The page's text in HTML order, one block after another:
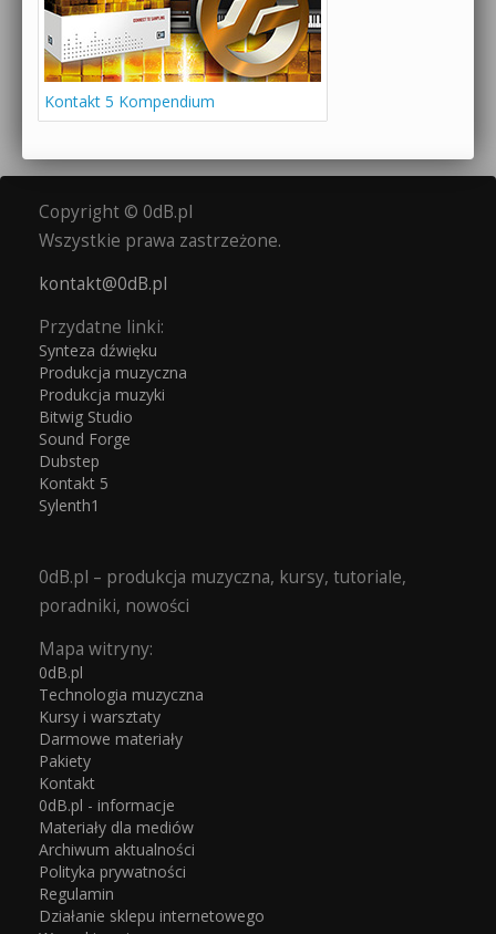
Kontakt 5 Kompendium
Copyright © 0dB.pl
Wszystkie prawa zastrzeżone.
kontakt@0dB.pl
Przydatne linki:
Synteza dźwięku
Produkcja muzyczna
Produkcja muzyki
Bitwig Studio
Sound Forge
Dubstep
Kontakt 5
Sylenth1
0dB.pl – produkcja muzyczna, kursy, tutoriale,
poradniki, nowości
Mapa witryny:
0dB.pl
Technologia muzyczna
Kursy i warsztaty
Darmowe materiały
Pakiety
Kontakt
0dB.pl - informacje
Materiały dla mediów
Archiwum aktualności
Polityka prywatności
Regulamin
Działanie sklepu internetowego